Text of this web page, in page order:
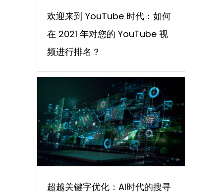
欢迎来到 YouTube 时代：如何
在 2021 年对您的 YouTube 视
频进行排名？
超越关键字优化：AI时代的搜寻